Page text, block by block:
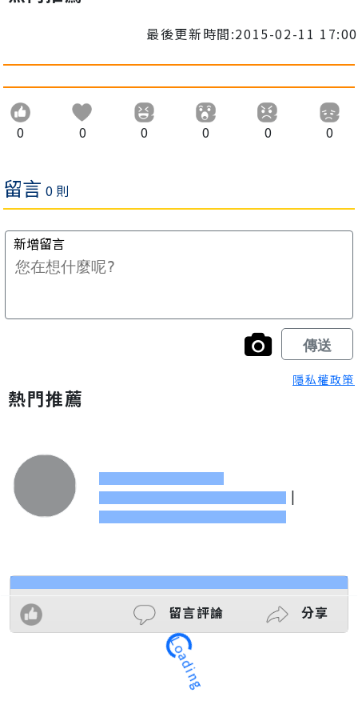
最後更新時間:2015-02-11 17:00
0 0 0 0 0 0
隱私權政策
熱門推薦
|
留言評論 分享
Loading